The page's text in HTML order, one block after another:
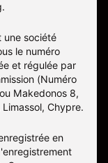
une société
le numéro
et régulée par
(Numéro
Makedonos 8,
Chypre.
en